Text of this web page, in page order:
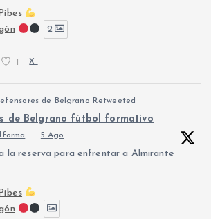
2
1 X
de Belgrano Retweeted
de Belgrano fútbol formativo
· 5 Ago
la reserva para enfrentar a Almirante